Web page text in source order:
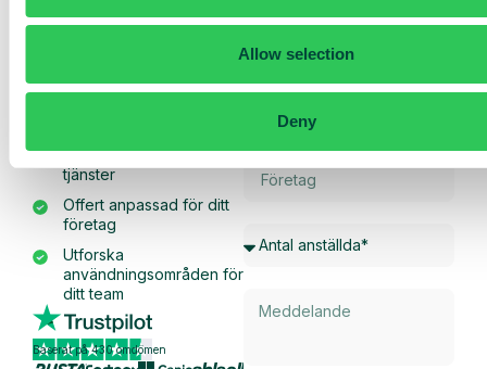
Allow selection
Deny
Få en
skräddarsydd
demo och
Genomgång av våra
tjänster
Offert anpassad för ditt
företag
Utforska
användningsområden för
ditt team
Baserat på 430 omdömen